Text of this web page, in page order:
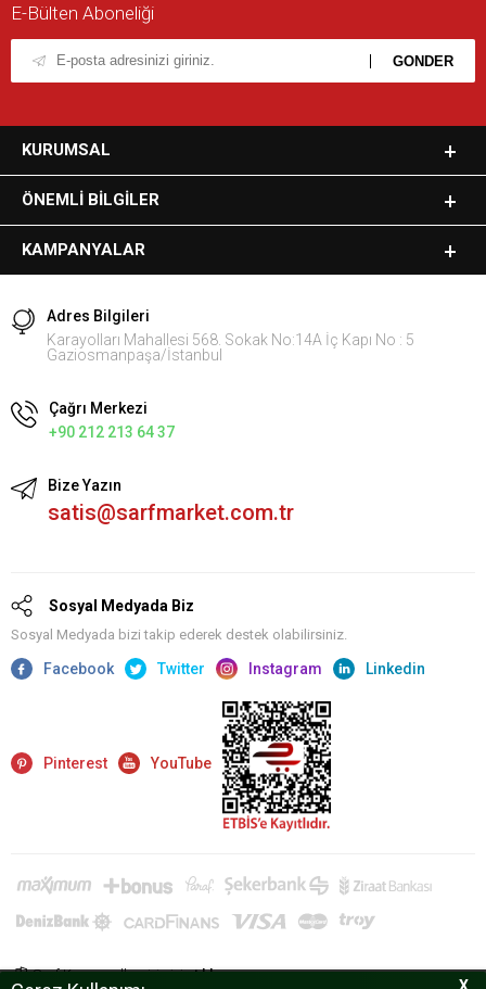
E-Bülten Aboneliği
KURUMSAL
ÖNEMLI BILGILER
KAMPANYALAR
Adres Bilgileri
Karayolları Mahallesi 568. Sokak No:14A İç Kapı No : 5
Gaziosmanpaşa/İstanbul
Çağrı Merkezi
+90 212 213 64 37
Bize Yazın
satis@sarfmarket.com.tr
Sosyal Medyada Biz
Sosyal Medyada bizi takip ederek destek olabilirsiniz.
Facebook Twitter Instagram Linkedin
Pinterest YouTube
Sarf Kurumsal'a giriş içintıklayın.